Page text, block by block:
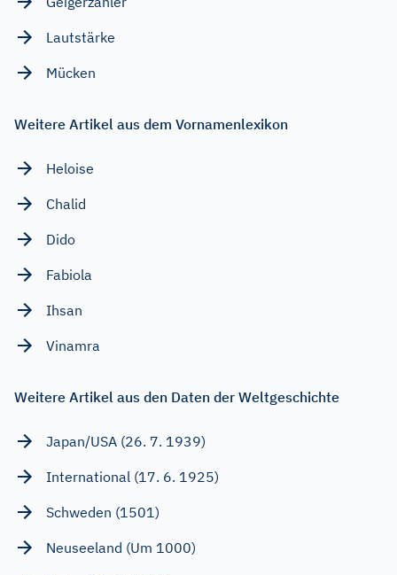
Lautstärke
Mücken
Weitere Artikel aus dem Vornamenlexikon
Heloise
Chalid
Dido
Fabiola
Ihsan
Vinamra
Weitere Artikel aus den Daten der Weltgeschichte
Japan/USA (26. 7. 1939)
International (17. 6. 1925)
Schweden (1501)
Neuseeland (Um 1000)